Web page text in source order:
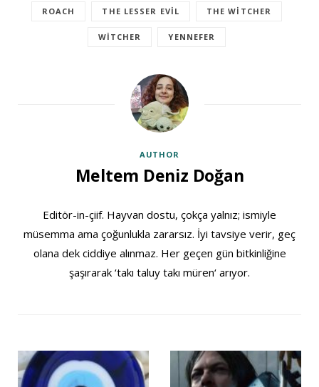
ROACH THE LESSER EVIL THE WITCHER
WITCHER YENNEFER
AUTHOR
Meltem Deniz Doğan
Editör-in-çiif. Hayvan dostu, çokça yalnız; ismiyle
müsemma ama çoğunlukla zararsız. İyi tavsiye verir, geç
olana dek ciddiye alınmaz. Her geçen gün bitkinliğine
şaşırarak ‘takı taluy takı müren‘ arıyor.